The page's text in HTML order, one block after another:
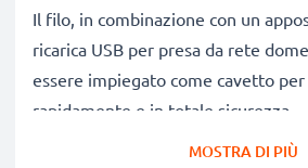
Il filo, in combinazione con un
ricarica USB per presa da rete
essere impiegato come cavetto per
rapidamente e in totale sicurezza.
MOSTRA DI PIÙ